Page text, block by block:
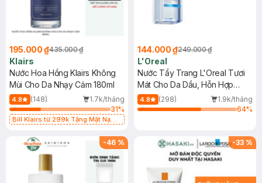
195.000 ₫435.000 ₫
Klairs
Nước Hoa Hồng Klairs Không
Mùi Cho Da Nhạy Cảm 180ml
4.8 (148)
1.7k/tháng
31%
Bill Klairs từ 299k Tặng Mặt Nạ
25ml (SL Có Hạn)
144.000 ₫249.000 ₫
L'Oreal
Nước Tẩy Trang L'Oreal Tươi
Mát Cho Da Dầu, Hỗn Hợp
400ml
4.8 (298)
1.9k/tháng
64%
-46 % -33 %